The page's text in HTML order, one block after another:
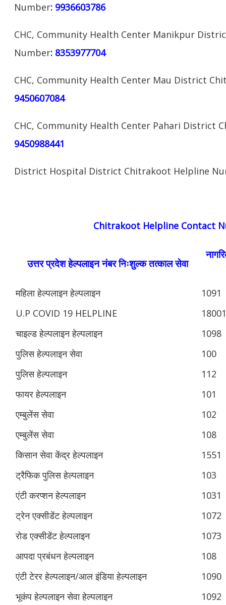
Number: 9936603786
CHC, Community Health Center Manikpur
Number: 8353977704
CHC, Community Health Center Mau District
9450607084
CHC, Community Health Center Pahari District
9450988441
District Hospital District Chitrakoot Helpline
Chitrakoot Helpline Contact
उत्तर प्रदेश हेल्पलाइन नंबर निःशुल्क तत्काल सेवा
महिला हेल्पलाइन हेल्पलाइन
1091
U.P COVID 19 HELPLINE
चाइल्ड हेल्पलाइन हेल्पलाइन
1098
पुलिस हेल्पलाइन सेवा
100
पुलिस हेल्पलाइन
112
फायर हेल्पलाइन
101
एम्बुलेंस सेवा
102
एम्बुलेंस सेवा
108
किसान सेवा केंद्र हेल्पलाइन
1551
ट्रैफिक पुलिस हेल्पलाइन
103
एंटी करप्शन हेल्पलाइन
1031
ट्रेन एक्सीडेंट हेल्पलाइन
1072
रोड एक्सीडेंट हेल्पलाइन
1073
आपदा प्रबंधन हेल्पलाइन
108
एंटी टेरर हेल्पलाइन/आल इंडिया हेल्पलाइन
1090
भूकंप हेल्पलाइन सेवा हेल्पलाइन
1092